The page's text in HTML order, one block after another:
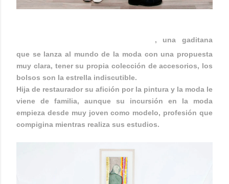
, una gaditana
que se lanza al mundo de la moda con una propuesta
muy clara, tener su propia colección de accesorios, los
bolsos son la estrella indiscutible.
Hija de restaurador su afición por la pintura y la moda le
viene de familia, aunque su incursión en la moda
empieza desde muy joven como modelo, profesión que
compigina mientras realiza sus estudios.